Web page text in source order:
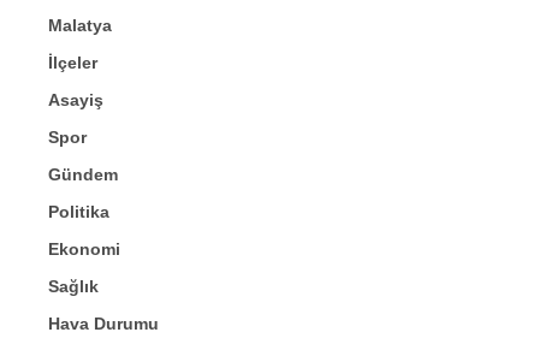
Malatya
İlçeler
Asayiş
Spor
Gündem
Politika
Ekonomi
Sağlık
Hava Durumu